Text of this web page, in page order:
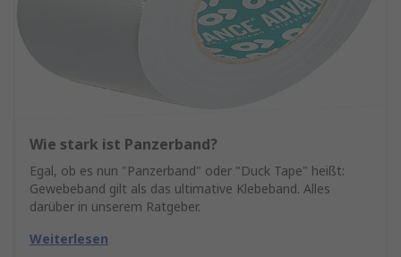
Wie stark ist Panzerband?
Egal, ob es nun "Panzerband" oder "Duck Tape" heißt:
Gewebeband gilt als das ultimative Klebeband. Alles
darüber in unserem Ratgeber.
Weiterlesen